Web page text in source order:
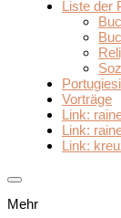
Liste der
Vorträge
Link:
Link:
Link:
Mehr